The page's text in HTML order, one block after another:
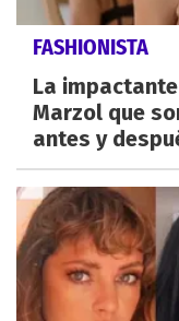
FASHIONISTA
La
Marzol que
antes y